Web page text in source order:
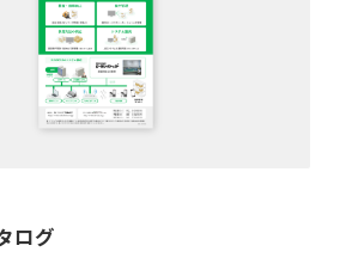
ログ